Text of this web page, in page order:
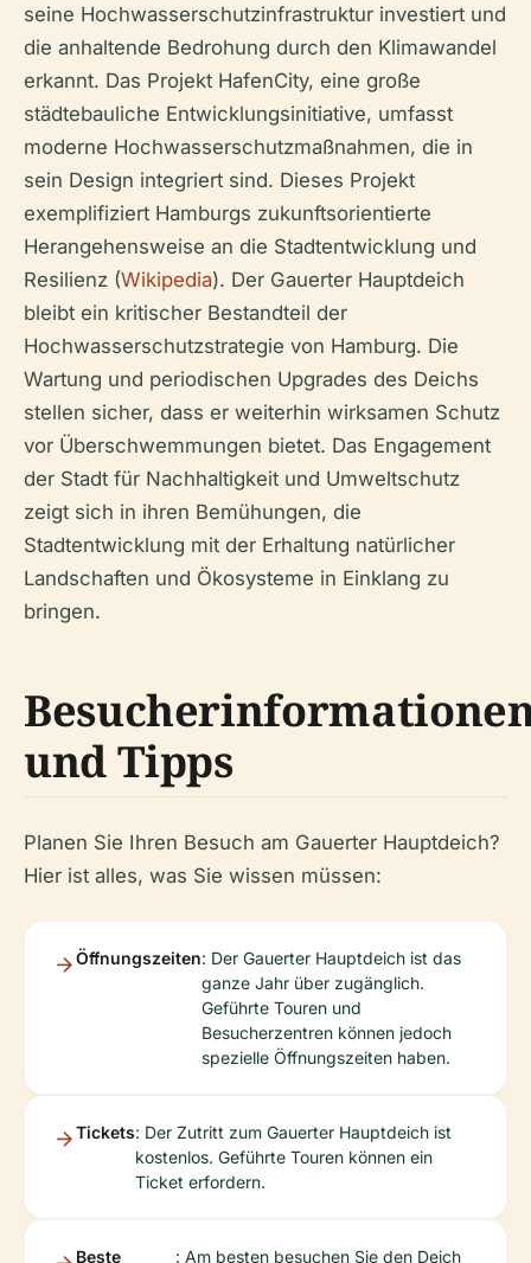
seine Hochwasserschutzinfrastruktur investiert und
die anhaltende Bedrohung durch den Klimawandel
erkannt. Das Projekt HafenCity, eine große
städtebauliche Entwicklungsinitiative, umfasst
moderne Hochwasserschutzmaßnahmen, die in
sein Design integriert sind. Dieses Projekt
exemplifiziert Hamburgs zukunftsorientierte
Herangehensweise an die Stadtentwicklung und
Resilienz (Wikipedia). Der Gauerter Hauptdeich
bleibt ein kritischer Bestandteil der
Hochwasserschutzstrategie von Hamburg. Die
Wartung und periodischen Upgrades des Deichs
stellen sicher, dass er weiterhin wirksamen Schutz
vor Überschwemmungen bietet. Das Engagement
der Stadt für Nachhaltigkeit und Umweltschutz
zeigt sich in ihren Bemühungen, die
Stadtentwicklung mit der Erhaltung natürlicher
Landschaften und Ökosysteme in Einklang zu
bringen.
und Tipps
Planen Sie Ihren Besuch am Gauerter Hauptdeich?
Hier ist alles, was Sie wissen müssen:
Öffnungszeiten: Der Gauerter Hauptdeich ist das
ganze Jahr über zugänglich.
Geführte Touren und
Besucherzentren können jedoch
spezielle Öffnungszeiten haben.
Tickets: Der Zutritt zum Gauerter Hauptdeich ist
kostenlos. Geführte Touren können ein
Ticket erfordern.
Beste
: Am besten besuchen Sie den Deich